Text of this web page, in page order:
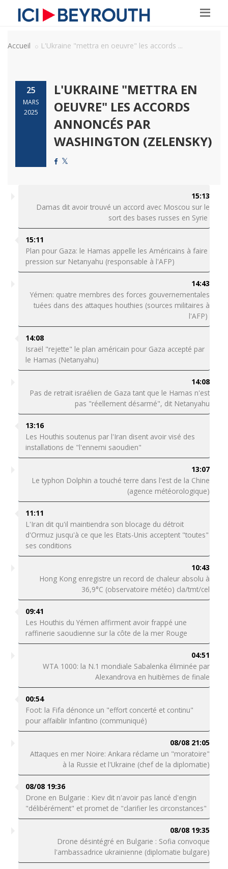
Accueil L'Ukraine "mettra en oeuvre" les accords ...
25
MARS
2025
L'UKRAINE "METTRA EN
OEUVRE" LES ACCORDS
ANNONCÉS PAR
WASHINGTON (ZELENSKY)
15:13
Damas dit avoir trouvé un accord avec Moscou sur le
sort des bases russes en Syrie
15:11
Plan pour Gaza: le Hamas appelle les Américains à faire
pression sur Netanyahu (responsable à l'AFP)
14:43
Yémen: quatre membres des forces gouvernementales
tuées dans des attaques houthies (sources militaires à
l'AFP)
14:08
Israël "rejette" le plan américain pour Gaza accepté par
le Hamas (Netanyahu)
14:08
Pas de retrait israélien de Gaza tant que le Hamas n'est
pas "réellement désarmé", dit Netanyahu
13:16
Les Houthis soutenus par l'Iran disent avoir visé des
installations de "l'ennemi saoudien"
13:07
Le typhon Dolphin a touché terre dans l'est de la Chine
(agence météorologique)
11:11
L'Iran dit qu'il maintiendra son blocage du détroit
d'Ormuz jusqu'à ce que les Etats-Unis acceptent "toutes"
ses conditions
10:43
Hong Kong enregistre un record de chaleur absolu à
36,9°C (observatoire météo) cla/tmt/cel
09:41
Les Houthis du Yémen affirment avoir frappé une
raffinerie saoudienne sur la côte de la mer Rouge
04:51
WTA 1000: la N.1 mondiale Sabalenka éliminée par
Alexandrova en huitièmes de finale
00:54
Foot: la Fifa dénonce un "effort concerté et continu"
pour affaiblir Infantino (communiqué)
08/08 21:05
Attaques en mer Noire: Ankara réclame un "moratoire"
à la Russie et l'Ukraine (chef de la diplomatie)
08/08 19:36
Drone en Bulgarie : Kiev dit n'avoir pas lancé d'engin
"délibérément" et promet de "clarifier les circonstances"
08/08 19:35
Drone désintégré en Bulgarie : Sofia convoque
l'ambassadrice ukrainienne (diplomatie bulgare)